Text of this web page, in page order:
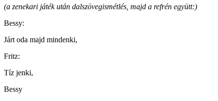
(a zenekari játék után dalszövegismétlés, majd a refrén együtt:)
Bessy:
Járt oda majd mindenki,
Fritz:
Tíz jenki,
Bessy